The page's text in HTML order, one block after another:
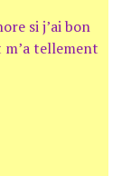
si j’ai bon
tellement